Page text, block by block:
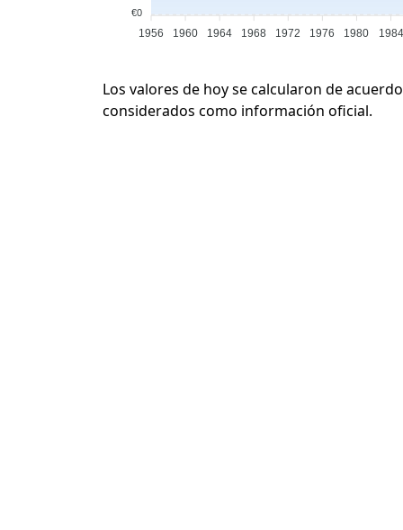
€0
1956 1960 1964 1968 1972 1976 1980 1984
Los valores de hoy se calcularon de
considerados como información oficial.